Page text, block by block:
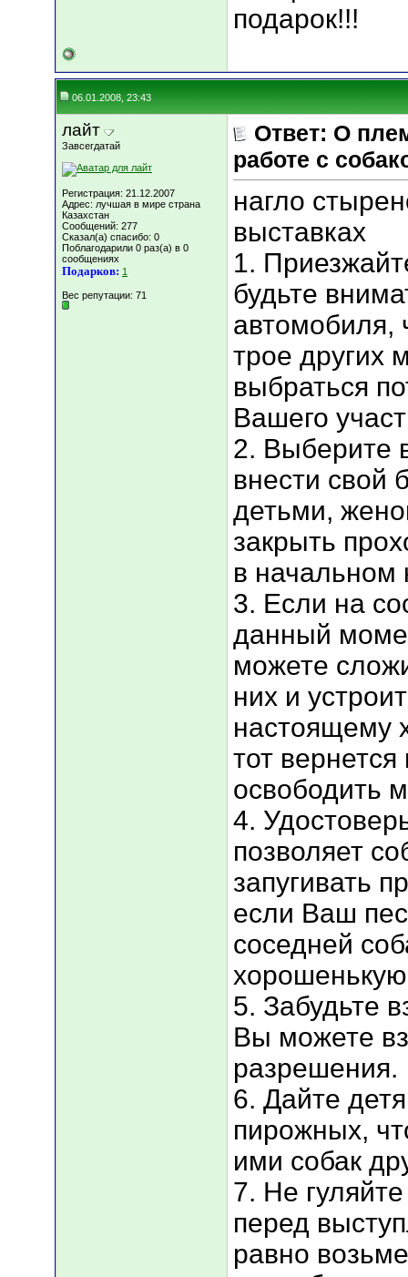
подарок!!!
06.01.2008, 23:43
лайт
Завсегдатай
Регистрация: 21.12.2007
Адрес: лучшая в мире страна
Казахстан
Сообщений: 277
Сказал(а) спасибо: 0
Поблагодарили 0 раз(а) в 0
сообщениях
Подарков: 1
Вес репутации: 71
Ответ: О
работе с
нагло
выставках
1.
будьте
автомобиля,
трое других
выбраться
Вашего
2. Выберите
внести свой
детьми,
закрыть
в начальном
3. Если на
данный
можете
них и
настоящему
тот
освободить
4.
позволяет
запугивать
если Ваш
соседней
хорошенькую
5. Забудьте
Вы можете
разрешения.
6. Дайте
пирожных,
ими собак
7. Не
перед
равно